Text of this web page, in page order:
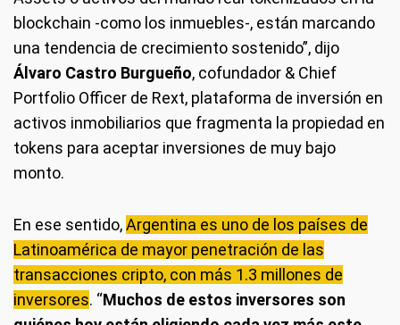
blockchain -como los inmuebles-, están marcando
una tendencia de crecimiento sostenido”, dijo
Álvaro Castro Burgueño, cofundador & Chief
Portfolio Officer de Rext, plataforma de inversión en
activos inmobiliarios que fragmenta la propiedad en
tokens para aceptar inversiones de muy bajo
monto.
En ese sentido,Argentina es uno de los países de
Latinoamérica de mayor penetración de las
transacciones cripto, con más 1.3 millones de
inversores. “Muchos de estos inversores son